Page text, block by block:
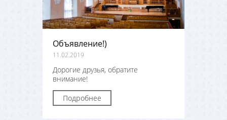
Объявление!)
11.02.2019
Дорогие друзья, обратите
внимание!
Подробнее